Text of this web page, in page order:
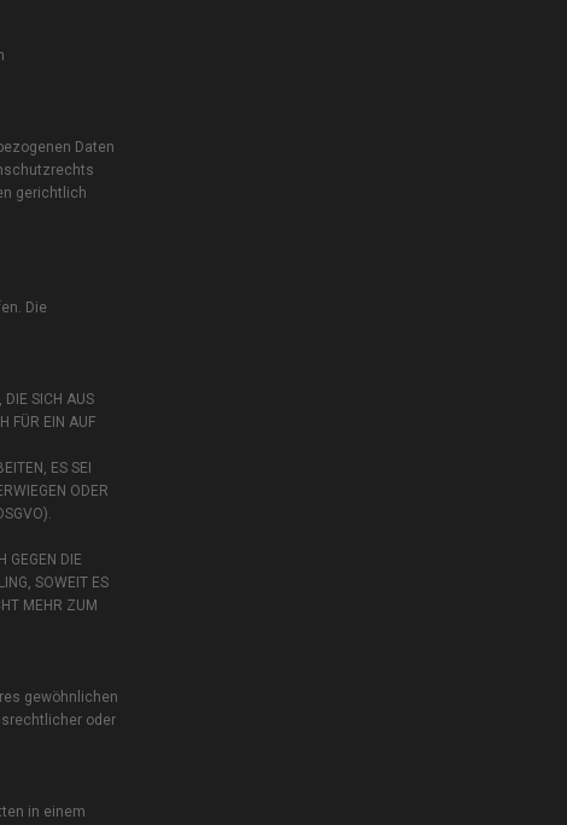
Daten
gerichtlich
Die
DIE SICH AUS
FÜR EIN AUF
ES SEI
ODER
GEGEN DIE
SOWEIT ES
MEHR ZUM
gewöhnlichen
oder
in einem